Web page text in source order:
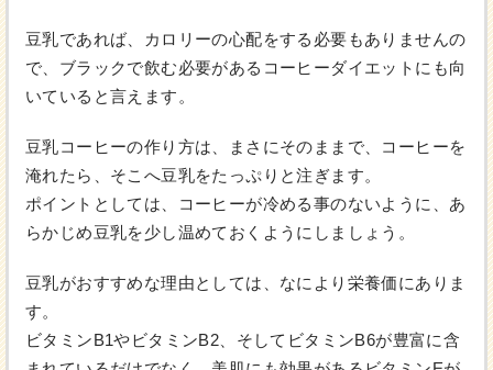
豆乳であれば、カロリーの心配をする必要もありませんの
で、ブラックで飲む必要があるコーヒーダイエットにも向
いていると言えます。
豆乳コーヒーの作り方は、まさにそのままで、コーヒーを
淹れたら、そこへ豆乳をたっぷりと注ぎます。
ポイントとしては、コーヒーが冷める事のないように、あ
らかじめ豆乳を少し温めておくようにしましょう。
豆乳がおすすめな理由としては、なにより栄養価にありま
す。
ビタミンB1やビタミンB2、そしてビタミンB6が豊富に含